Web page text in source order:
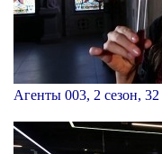
Агенты 003, 2 сезон,